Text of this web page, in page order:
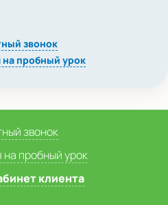
звонок
на пробный урок
звонок
на пробный урок
клиента